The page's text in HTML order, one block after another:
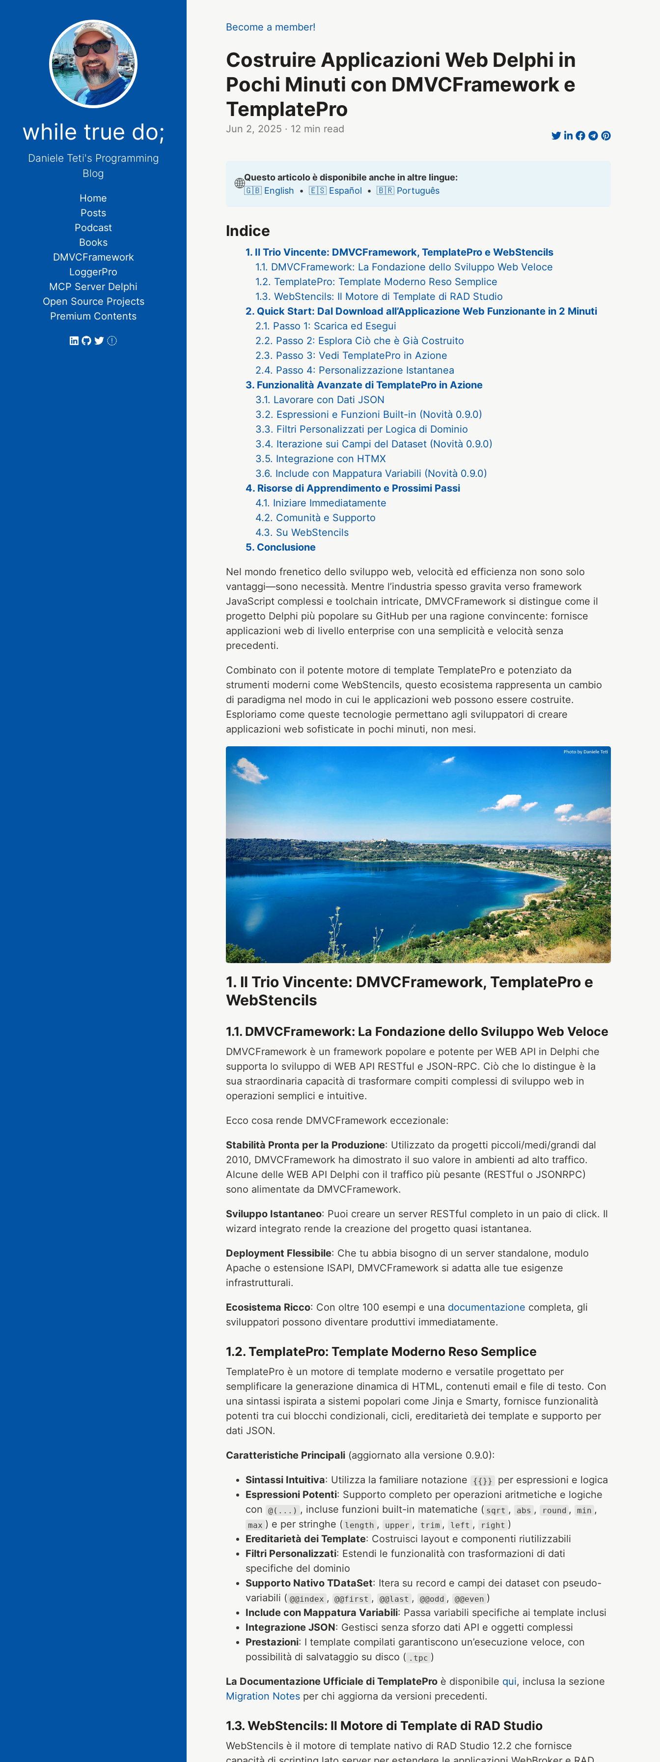
while true do;
Daniele Teti's Programming
Blog
Home
Posts
Podcast
Books
DMVCFramework
LoggerPro
MCP Server Delphi
Open Source Projects
Premium Contents
Become a member!
Costruire Applicazioni Web Delphi in
Pochi Minuti con DMVCFramework e
TemplatePro
Jun 2, 2025 · 12 min read
🌐Questo articolo è disponibile anche in altre lingue:
🇬🇧 English • 🇪🇸 Español • 🇧🇷 Português
Indice
1. Il Trio Vincente: DMVCFramework, TemplatePro e WebStencils
1.1. DMVCFramework: La Fondazione dello Sviluppo Web Veloce
1.2. TemplatePro: Template Moderno Reso Semplice
1.3. WebStencils: Il Motore di Template di RAD Studio
2. Quick Start: Dal Download all’Applicazione Web Funzionante in 2 Minuti
2.1. Passo 1: Scarica ed Esegui
2.2. Passo 2: Esplora Ciò che è Già Costruito
2.3. Passo 3: Vedi TemplatePro in Azione
2.4. Passo 4: Personalizzazione Istantanea
3. Funzionalità Avanzate di TemplatePro in Azione
3.1. Lavorare con Dati JSON
3.2. Espressioni e Funzioni Built-in (Novità 0.9.0)
3.3. Filtri Personalizzati per Logica di Dominio
3.4. Iterazione sui Campi del Dataset (Novità 0.9.0)
3.5. Integrazione con HTMX
3.6. Include con Mappatura Variabili (Novità 0.9.0)
4. Risorse di Apprendimento e Prossimi Passi
4.1. Iniziare Immediatamente
4.2. Comunità e Supporto
4.3. Su WebStencils
5. Conclusione
Nel mondo frenetico dello sviluppo web, velocità ed efficienza non sono solo
vantaggi—sono necessità. Mentre l’industria spesso gravita verso framework
JavaScript complessi e toolchain intricate, DMVCFramework si distingue come il
progetto Delphi più popolare su GitHub per una ragione convincente: fornisce
applicazioni web di livello enterprise con una semplicità e velocità senza
precedenti.
Combinato con il potente motore di template TemplatePro e potenziato da
strumenti moderni come WebStencils, questo ecosistema rappresenta un cambio
di paradigma nel modo in cui le applicazioni web possono essere costruite.
Esploriamo come queste tecnologie permettano agli sviluppatori di creare
applicazioni web sofisticate in pochi minuti, non mesi.
1. Il Trio Vincente: DMVCFramework, TemplatePro e
WebStencils
1.1. DMVCFramework: La Fondazione dello Sviluppo Web Veloce
DMVCFramework è un framework popolare e potente per WEB API in Delphi che
supporta lo sviluppo di WEB API RESTful e JSON-RPC. Ciò che lo distingue è la
sua straordinaria capacità di trasformare compiti complessi di sviluppo web in
operazioni semplici e intuitive.
Ecco cosa rende DMVCFramework eccezionale:
Stabilità Pronta per la Produzione: Utilizzato da progetti piccoli/medi/grandi dal
2010, DMVCFramework ha dimostrato il suo valore in ambienti ad alto traffico.
Alcune delle WEB API Delphi con il traffico più pesante (RESTful o JSONRPC)
sono alimentate da DMVCFramework.
Sviluppo Istantaneo: Puoi creare un server RESTful completo in un paio di click. Il
wizard integrato rende la creazione del progetto quasi istantanea.
Deployment Flessibile: Che tu abbia bisogno di un server standalone, modulo
Apache o estensione ISAPI, DMVCFramework si adatta alle tue esigenze
infrastrutturali.
Ecosistema Ricco: Con oltre 100 esempi e una documentazione completa, gli
sviluppatori possono diventare produttivi immediatamente.
1.2. TemplatePro: Template Moderno Reso Semplice
TemplatePro è un motore di template moderno e versatile progettato per
semplificare la generazione dinamica di HTML, contenuti email e file di testo. Con
una sintassi ispirata a sistemi popolari come Jinja e Smarty, fornisce funzionalità
potenti tra cui blocchi condizionali, cicli, ereditarietà dei template e supporto per
dati JSON.
Caratteristiche Principali (aggiornato alla versione 0.9.0):
Sintassi Intuitiva: Utilizza la familiare notazione {{}}
per espressioni e logica
Espressioni Potenti: Supporto completo per operazioni aritmetiche e logiche
con
@(...) , incluse funzioni built-in matematiche ( sqrt , abs , round , min ,
max ) e per stringhe ( length , upper , trim , left , right )
Ereditarietà dei Template: Costruisci layout e componenti riutilizzabili
Filtri Personalizzati: Estendi le funzionalità con trasformazioni di dati
specifiche del dominio
Supporto Nativo TDataSet: Itera su record e campi dei dataset con pseudo-
variabili ( @@index , @@first , @@last , @@odd , @@even )
Include con Mappatura Variabili: Passa variabili specifiche ai template inclusi
Integrazione JSON: Gestisci senza sforzo dati API e oggetti complessi
Prestazioni: I template compilati garantiscono un’esecuzione veloce, con
possibilità di salvataggio su disco ( .tpc )
La Documentazione Ufficiale di TemplatePro è disponibile qui, inclusa la sezione
Migration Notes per chi aggiorna da versioni precedenti.
1.3. WebStencils: Il Motore di Template di RAD Studio
WebStencils è il motore di template nativo di RAD Studio 12.2 che fornisce